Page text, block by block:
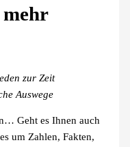
zur Zeit
Auswege
Geht es Ihnen auch
um Zahlen, Fakten,